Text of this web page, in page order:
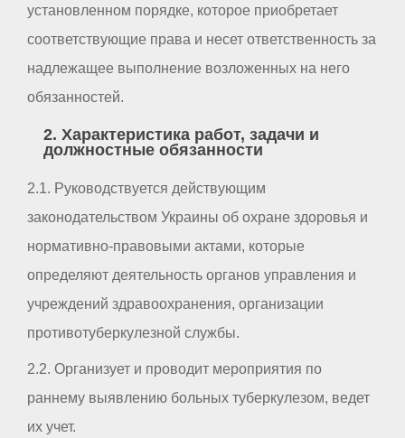
установленном порядке, которое приобретает
соответствующие права и несет ответственность за
надлежащее выполнение возложенных на него
обязанностей.
2. Характеристика работ, задачи и
должностные обязанности
2.1. Руководствуется действующим
законодательством Украины об охране здоровья и
нормативно-правовыми актами, которые
определяют деятельность органов управления и
учреждений здравоохранения, организации
противотуберкулезной службы.
2.2. Организует и проводит мероприятия по
раннему выявлению больных туберкулезом, ведет
их учет.